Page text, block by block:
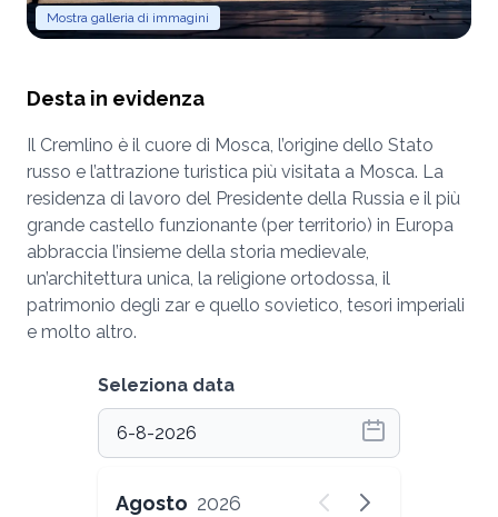
Mostra galleria di immagini
Desta in evidenza
Il Cremlino è il cuore di Mosca, l’origine dello Stato
russo e l’attrazione turistica più visitata a Mosca. La
residenza di lavoro del Presidente della Russia e il più
grande castello funzionante (per territorio) in Europa
abbraccia l’insieme della storia medievale,
un’architettura unica, la religione ortodossa, il
patrimonio degli zar e quello sovietico, tesori imperiali
e molto altro.
Seleziona data
Agosto 2026